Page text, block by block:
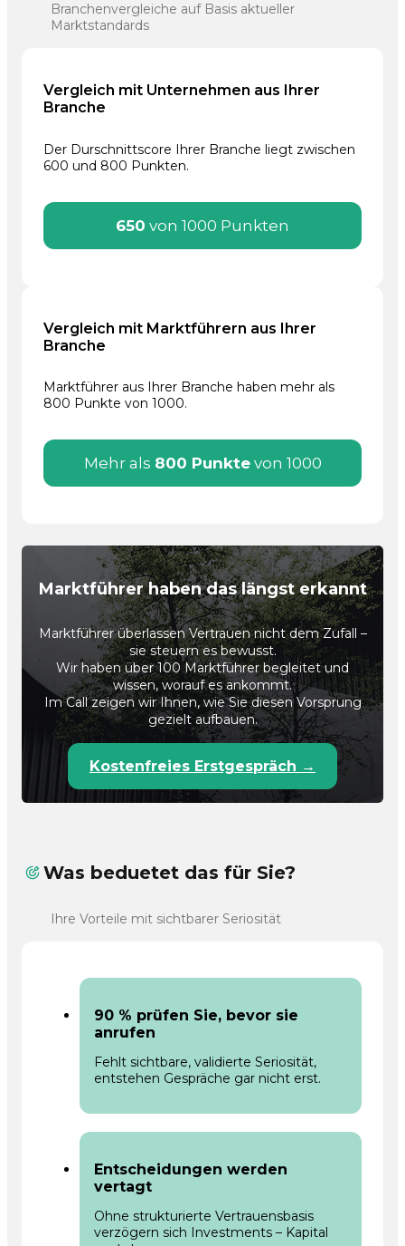
Branchenvergleiche auf Basis aktueller
Marktstandards
Vergleich mit Unternehmen aus Ihrer
Branche
Der Durschnittscore Ihrer Branche liegt zwischen
600 und 800 Punkten.
650 von 1000 Punkten
Vergleich mit Marktführern aus Ihrer
Branche
Marktführer aus Ihrer Branche haben mehr als
800 Punkte von 1000.
Mehr als 800 Punktevon 1000
Marktführer haben das längst erkannt
Marktführer überlassen Vertrauen nicht dem Zufall –
sie steuern es bewusst.
Wir haben über 100 Marktführer begleitet und
wissen, worauf es ankommt.
Im Call zeigen wir Ihnen, wie Sie diesen Vorsprung
gezielt aufbauen.
Kostenfreies Erstgespräch →
Was beduetet das für Sie?
Ihre Vorteile mit sichtbarer Seriosität
90 % prüfen Sie, bevor sie
anrufen
Fehlt sichtbare, validierte Seriosität,
entstehen Gespräche gar nicht erst.
Entscheidungen werden
vertagt
Ohne strukturierte Vertrauensbasis
verzögern sich Investments – Kapital